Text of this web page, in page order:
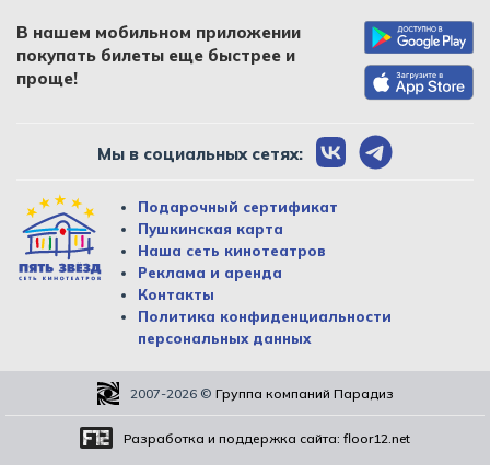
В нашем мобильном приложении
покупать билеты еще быстрее и
проще!
Мы в социальных сетях:
Подарочный сертификат
Пушкинская карта
Наша сеть кинотеатров
Реклама и аренда
Контакты
Политика конфиденциальности
персональных данных
2007-2026 © Группа компаний Парадиз
Разработка и поддержка сайта: floor12.net